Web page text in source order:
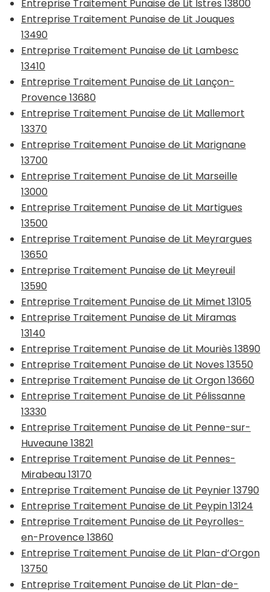
Entreprise Traitement Punaise de Lit Istres 13800
Entreprise Traitement Punaise de Lit Jouques
13490
Entreprise Traitement Punaise de Lit Lambesc
13410
Entreprise Traitement Punaise de Lit Lançon-
Provence 13680
Entreprise Traitement Punaise de Lit Mallemort
13370
Entreprise Traitement Punaise de Lit Marignane
13700
Entreprise Traitement Punaise de Lit Marseille
13000
Entreprise Traitement Punaise de Lit Martigues
13500
Entreprise Traitement Punaise de Lit Meyrargues
13650
Entreprise Traitement Punaise de Lit Meyreuil
13590
Entreprise Traitement Punaise de Lit Mimet 13105
Entreprise Traitement Punaise de Lit Miramas
13140
Entreprise Traitement Punaise de Lit Mouriès 13890
Entreprise Traitement Punaise de Lit Noves 13550
Entreprise Traitement Punaise de Lit Orgon 13660
Entreprise Traitement Punaise de Lit Pélissanne
13330
Entreprise Traitement Punaise de Lit Penne-sur-
Huveaune 13821
Entreprise Traitement Punaise de Lit Pennes-
Mirabeau 13170
Entreprise Traitement Punaise de Lit Peynier 13790
Entreprise Traitement Punaise de Lit Peypin 13124
Entreprise Traitement Punaise de Lit Peyrolles-
en-Provence 13860
Entreprise Traitement Punaise de Lit Plan-d’Orgon
13750
Entreprise Traitement Punaise de Lit Plan-de-